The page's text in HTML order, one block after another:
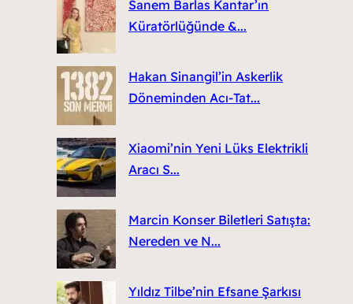
Sanem Barlas Kantar’ın
Küratörlüğünde &...
Hakan Sinangil’in Askerlik
Döneminden Acı-Tat...
Xiaomi’nin Yeni Lüks Elektrikli
Aracı S...
Marcin Konser Biletleri Satışta:
Nereden ve N...
Yıldız Tilbe’nin Efsane Şarkısı